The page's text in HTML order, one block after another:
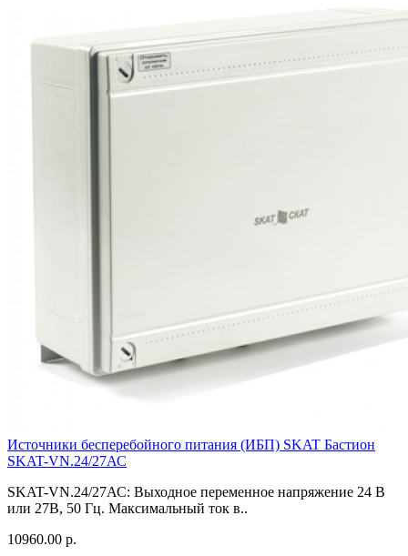
Источники бесперебойного питания (ИБП) SKAT Бастион
SKAT-VN.24/27АС
SKAT-VN.24/27АС: Выходное переменное напряжение 24 В
или 27В, 50 Гц. Максимальный ток в..
10960.00 р.